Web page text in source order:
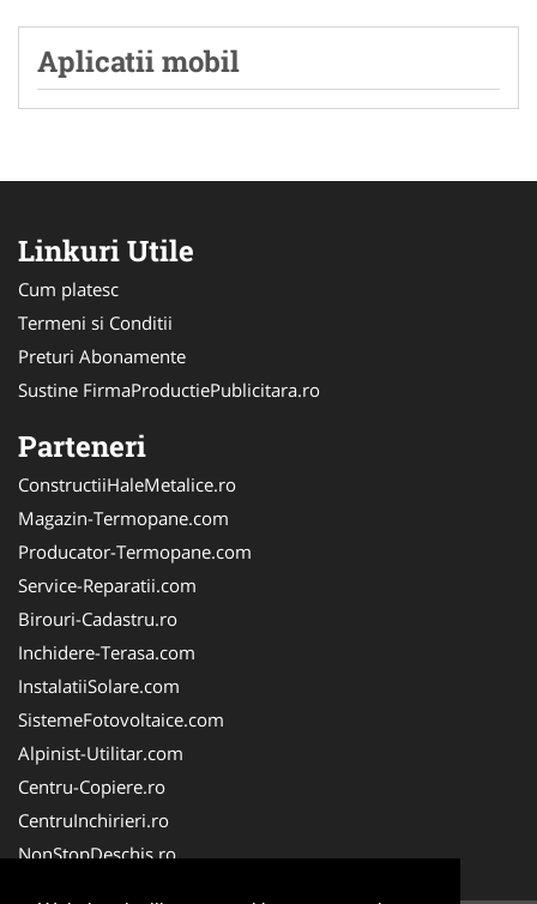
Aplicatii mobil
Linkuri Utile
Cum platesc
Termeni si Conditii
Preturi Abonamente
Sustine FirmaProductiePublicitara.ro
Parteneri
ConstructiiHaleMetalice.ro
Magazin-Termopane.com
Producator-Termopane.com
Service-Reparatii.com
Birouri-Cadastru.ro
Inchidere-Terasa.com
InstalatiiSolare.com
SistemeFotovoltaice.com
Alpinist-Utilitar.com
Centru-Copiere.ro
CentruInchirieri.ro
NonStopDeschis.ro